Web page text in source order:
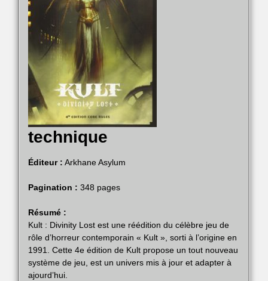
technique
Éditeur : Arkhane Asylum
Pagination : 348 pages
Résumé :
Kult : Divinity Lost est une réédition du célèbre jeu de
rôle d’horreur contemporain « Kult », sorti à l’origine en
1991. Cette 4e édition de Kult propose un tout nouveau
système de jeu, est un univers mis à jour et adapter à
ajourd’hui.